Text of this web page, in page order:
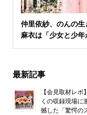
仲里依紗、のんの生
麻衣は「少女と少
最新記事
【会見取材レ
くの収録現場に
撼した「驚愕の